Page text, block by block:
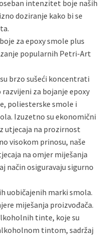
intenzitet boje naših
doziranje kako bi se
za epoxy smole plus
popularnih Petri-Art
brzo sušeći koncentrati
za bojanje epoxy
poliesterske smole i
Izuzetno su ekonomični
utjecaja na prozirnost
visokom prinosu, naše
na omjer miješanja
način osiguravaju sigurno
uobičajenih marki smola.
miješanja proizvođača.
tinte, koje su
tintom, sadržaj